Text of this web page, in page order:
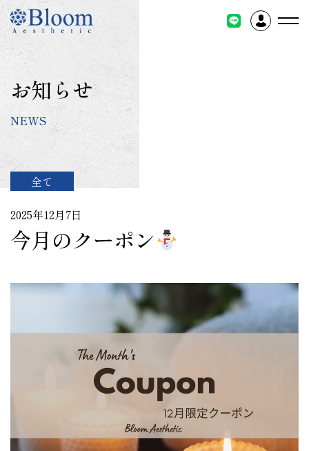
コ
テ
ン
ツ
に
キ
お知らせ
NEWS
全て
2025年12月7日
今月のクーポン